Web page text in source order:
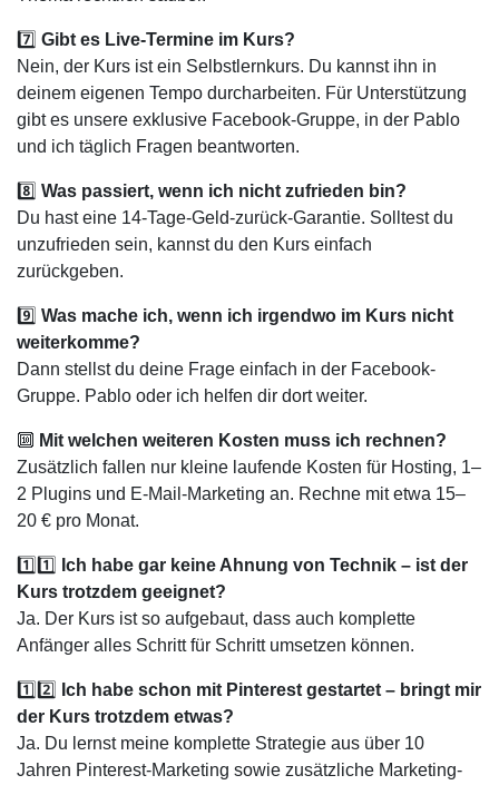
7️⃣ Gibt es Live-Termine im Kurs?
Nein, der Kurs ist ein Selbstlernkurs. Du kannst ihn in
deinem eigenen Tempo durcharbeiten. Für Unterstützung
gibt es unsere exklusive Facebook-Gruppe, in der Pablo
und ich täglich Fragen beantworten.
8️⃣ Was passiert, wenn ich nicht zufrieden bin?
Du hast eine 14-Tage-Geld-zurück-Garantie. Solltest du
unzufrieden sein, kannst du den Kurs einfach
zurückgeben.
9️⃣ Was mache ich, wenn ich irgendwo im Kurs nicht
weiterkomme?
Dann stellst du deine Frage einfach in der Facebook-
Gruppe. Pablo oder ich helfen dir dort weiter.
🔟 Mit welchen weiteren Kosten muss ich rechnen?
Zusätzlich fallen nur kleine laufende Kosten für Hosting, 1–
2 Plugins und E-Mail-Marketing an. Rechne mit etwa 15–
20 € pro Monat.
1️⃣1️⃣
Ich habe gar keine Ahnung von Technik – ist der
Kurs trotzdem geeignet?
Ja. Der Kurs ist so aufgebaut, dass auch komplette
Anfänger alles Schritt für Schritt umsetzen können.
1️⃣2️⃣
Ich habe schon mit Pinterest gestartet – bringt mir
der Kurs trotzdem etwas?
Ja. Du lernst meine komplette Strategie aus über 10
Jahren Pinterest-Marketing sowie zusätzliche Marketing-